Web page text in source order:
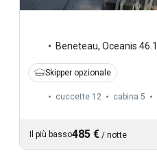
Beneteau, Oceanis 46.1
Skipper opzionale
cuccette 12 cabina 5
Il più basso485 € / notte